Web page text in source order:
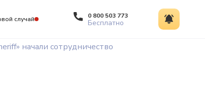
случай 0 800 503 773
Бесплатно
начали сотрудничество